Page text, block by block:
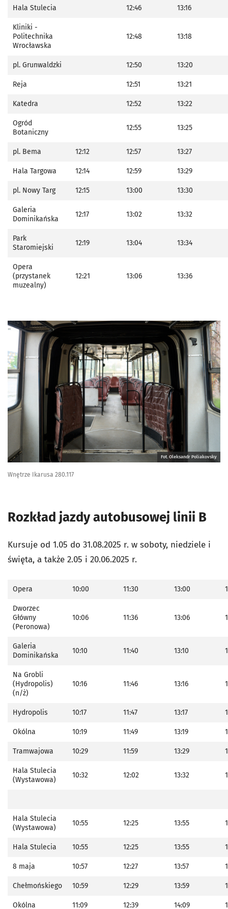
Hala Stulecia 12:46 13:16
Kliniki -
Politechnika
Wrocławska
12:48 13:18
pl. Grunwaldzki 12:50 13:20
Reja 12:51 13:21
Katedra 12:52 13:22
Ogród
Botaniczny
12:55 13:25
pl. Bema 12:12 12:57 13:27
Hala Targowa 12:14 12:59 13:29
pl. Nowy Targ 12:15 13:00 13:30
Galeria
Dominikańska
12:17 13:02 13:32
Park
Staromiejski
12:19 13:04 13:34
Opera
(przystanek
muzealny)
12:21 13:06 13:36
Fot. Oleksandr Poliakovsky
Wnętrze Ikarusa 280.117
Rozkład jazdy autobusowej linii B
Kursuje od 1.05 do 31.08.2025 r. w soboty, niedziele i
święta, a także 2.05 i 20.06.2025 r.
Opera 10:00 11:30 13:00
Dworzec
Główny
(Peronowa)
10:06 11:36 13:06
Galeria
Dominikańska
10:10 11:40 13:10
Na Grobli
(Hydropolis)
(n/ż)
10:16 11:46 13:16
Hydropolis 10:17 11:47 13:17
Okólna 10:19 11:49 13:19
Tramwajowa 10:29 11:59 13:29
Hala Stulecia
(Wystawowa)
10:32 12:02 13:32
Hala Stulecia
(Wystawowa)
10:55 12:25 13:55
Hala Stulecia 10:55 12:25 13:55
8 maja 10:57 12:27 13:57
Chełmońskiego 10:59 12:29 13:59
Okólna 11:09 12:39 14:09